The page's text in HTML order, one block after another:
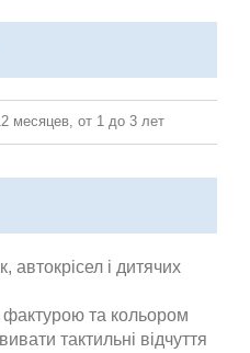
месяцев, от 1 до 3 лет
автокрісел і дитячих
фактурою та кольором
тактильні відчуття